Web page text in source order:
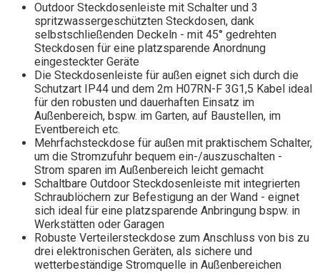
Outdoor Steckdosenleiste mit Schalter und 3
spritzwassergeschützten Steckdosen, dank
selbstschließenden Deckeln - mit 45° gedrehten
Steckdosen für eine platzsparende Anordnung
eingesteckter Geräte
Die Steckdosenleiste für außen eignet sich durch die
Schutzart IP44 und dem 2m H07RN-F 3G1,5 Kabel ideal
für den robusten und dauerhaften Einsatz im
Außenbereich, bspw. im Garten, auf Baustellen, im
Eventbereich etc.
Mehrfachsteckdose für außen mit praktischem Schalter,
um die Stromzufuhr bequem ein-/auszuschalten -
Strom sparen im Außenbereich leicht gemacht
Schaltbare Outdoor Steckdosenleiste mit integrierten
Schraublöchern zur Befestigung an der Wand - eignet
sich ideal für eine platzsparende Anbringung bspw. in
Werkstätten oder Garagen
Robuste Verteilersteckdose zum Anschluss von bis zu
drei elektronischen Geräten, als sichere und
wetterbeständige Stromquelle in Außenbereichen